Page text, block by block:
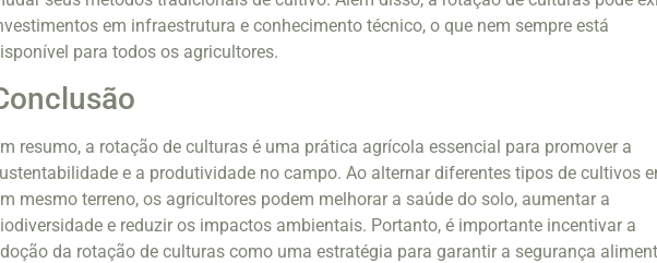
em infraestrutura e conhecimento técnico, o que nem sempre está
para todos os agricultores.
resumo, a rotação de culturas é uma prática agrícola essencial para promover a
e a produtividade no campo. Ao alternar diferentes tipos de cultivos
mesmo terreno, os agricultores podem melhorar a saúde do solo, aumentar a
e reduzir os impactos ambientais. Portanto, é importante incentivar a
da rotação de culturas como uma estratégia para garantir a segurança